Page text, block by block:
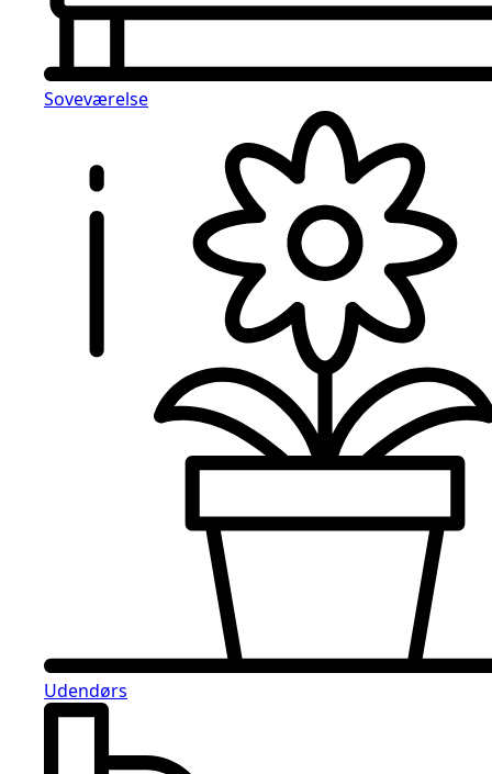
Soveværelse
Udendørs